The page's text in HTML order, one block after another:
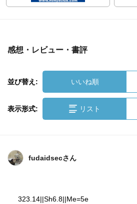
感想・レビュー・書評
並び替え: いいね順
表示形式: リスト
fudaidsecさん
323.14||Sh6.8||Me=5e